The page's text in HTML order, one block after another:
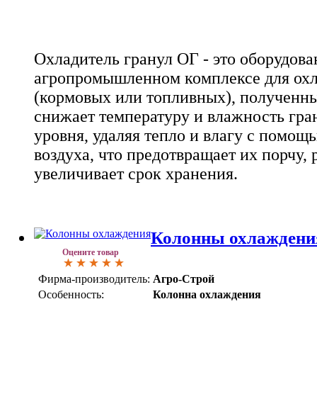
Охладитель гранул ОГ - это
агропромышленном комплексе для
(кормовых или топливных),
снижает температуру и влажность
уровня, удаляя тепло и влагу с
воздуха, что предотвращает их порчу,
увеличивает срок хранения.
Оцените товар
Колонны
Фирма-производитель: Агро-Строй
Особенность:
Колонна охлаждения